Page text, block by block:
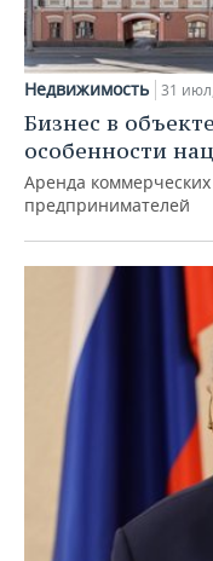
Недвижимость 31
Бизнес в
особенности
Аренда
предпринимателей